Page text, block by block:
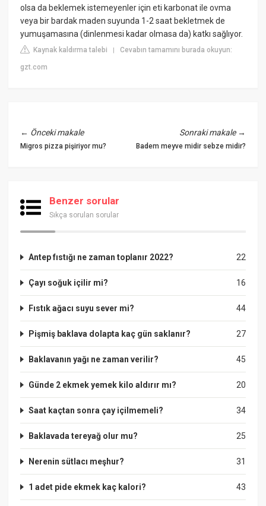
olsa da beklemek istemeyenler için eti karbonat ile ovma
veya bir bardak maden suyunda 1-2 saat bekletmek de
yumuşamasına (dinlenmesi kadar olmasa da) katkı sağlıyor.
Kaynak kaldırma talebi |Cevabın tamamını burada okuyun:
gzt.com
← Önceki makale
Migros pizza pişiriyor mu?
Sonraki makale→
Badem meyve midir sebze midir?
Benzer sorular
Sıkça sorulan sorular
22
Antep fıstığı ne zaman toplanır 2022?
16
Çayı soğuk içilir mi?
44
Fıstık ağacı suyu sever mi?
27
Pişmiş baklava dolapta kaç gün saklanır?
45
Baklavanın yağı ne zaman verilir?
20
Günde 2 ekmek yemek kilo aldırır mı?
34
Saat kaçtan sonra çay içilmemeli?
25
Baklavada tereyağ olur mu?
31
Nerenin sütlacı meşhur?
43
1 adet pide ekmek kaç kalori?